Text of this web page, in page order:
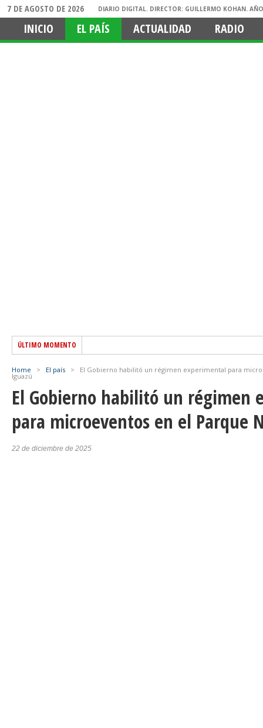
7 DE AGOSTO DE 2026 DIARIO DIGITAL. DIRECTOR: GUILLERMO KOHAN.
INICIO EL PAÍS ACTUALIDAD RADIO
ÚLTIMO MOMENTO
Home > El país > El Gobierno habilitó un régimen experimental para
Iguazú
El Gobierno habilitó un régimen
para microeventos en el Parque
22 de diciembre de 2025